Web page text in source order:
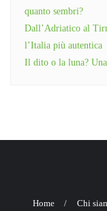
quanto sembri?
Dall’Adriatico al
l’Italia più autentica
Il dito o la luna?
Home Chi